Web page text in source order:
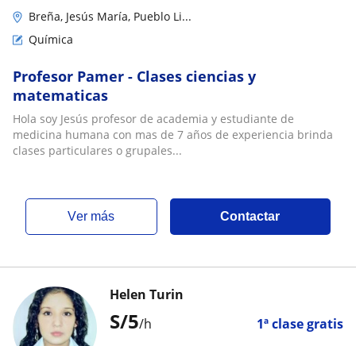
Breña, Jesús María, Pueblo Li...
Química
Profesor Pamer - Clases ciencias y
matematicas
Hola soy Jesús profesor de academia y estudiante de
medicina humana con mas de 7 años de experiencia brinda
clases particulares o grupales...
ver más Contactar
S/5/h 1ª clase gratis
Helen Turin